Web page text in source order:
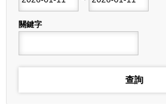
結束日期
關鍵字